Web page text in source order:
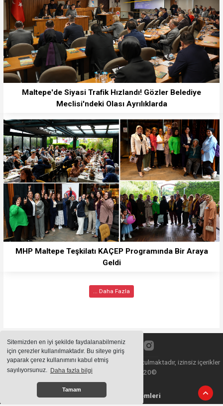
Sitemizden en iyi şekilde faydalanabilmeniz
için çerezler kullanılmaktadır. Bu siteye giriş
yaparak çerez kullanımını kabul etmiş
sayılıyorsunuz. Daha fazla bilgi
Tamam
Maltepe'de Siyasi Trafik Hızlandı! Gözler Belediye
Meclisi'ndeki Olası Ayrılıklarda
MHP Maltepe Teşkilatı KAÇEP Programında Bir Araya
Geldi
... Daha Fazla
Sitemizde bulunan içeriklerin tüm hakları saklı tutulmaktadır, izinsiz içerikler
kullanılamaz. Copyright 2020©
Haber Yazılımı: Haber Sistemleri